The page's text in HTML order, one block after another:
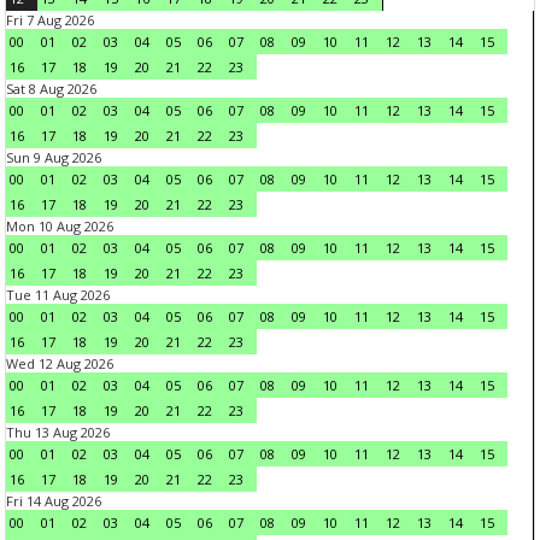
Fri 7 Aug 2026
00
01 02 03 04 05 06 07 08 09 10 11 12 13 14
15
16
17 18 19 20 21 22
23
Sat 8 Aug 2026
00
01 02 03 04 05 06 07 08 09 10 11 12 13 14
15
16
17 18 19 20 21 22
23
Sun 9 Aug 2026
00
01 02 03 04 05 06 07 08 09 10 11 12 13 14
15
16
17 18 19 20 21 22
23
Mon 10 Aug 2026
00
01 02 03 04 05 06 07 08 09 10 11 12 13 14
15
16
17 18 19 20 21 22
23
Tue 11 Aug 2026
00
01 02 03 04 05 06 07 08 09 10 11 12 13 14
15
16
17 18 19 20 21 22
23
Wed 12 Aug 2026
00
01 02 03 04 05 06 07 08 09 10 11 12 13 14
15
16
17 18 19 20 21 22
23
Thu 13 Aug 2026
00
01 02 03 04 05 06 07 08 09 10 11 12 13 14
15
16
17 18 19 20 21 22
23
Fri 14 Aug 2026
00
01 02 03 04 05 06 07 08 09 10 11 12 13 14
15